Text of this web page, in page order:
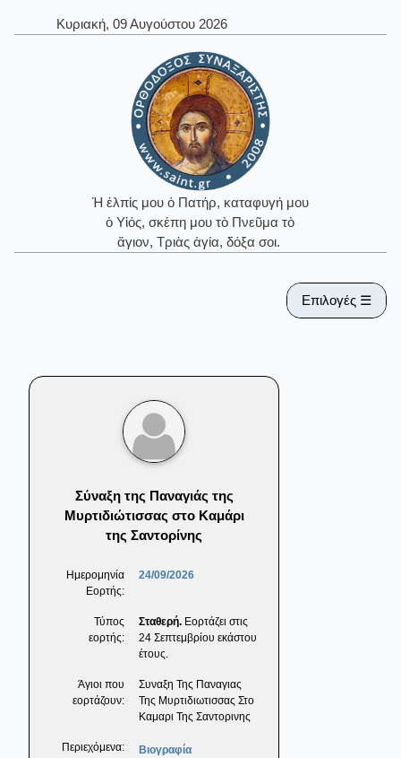
Κυριακή, 09 Αυγούστου 2026
Ἡ ἐλπίς μου ὁ Πατήρ, καταφυγή μου
ὁ Υἱός, σκέπη μου τὸ Πνεῦμα τὸ
ἅγιον, Τριὰς ἁγία, δόξα σοι.
Επιλογές ☰
Σύναξη της Παναγιάς της
Μυρτιδιώτισσας στο Καμάρι
της Σαντορίνης
Ημερομηνία
Εορτής:
24/09/2026
Τύπος
εορτής:
Σταθερή. Εορτάζει στις
24 Σεπτεμβρίου εκάστου
έτους.
Άγιοι που
εορτάζουν:
Συναξη Της Παναγιας
Της Μυρτιδιωτισσας Στο
Καμαρι Της Σαντορινης
Περιεχόμενα: Βιογραφία